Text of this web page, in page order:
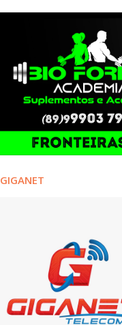
GIGANET